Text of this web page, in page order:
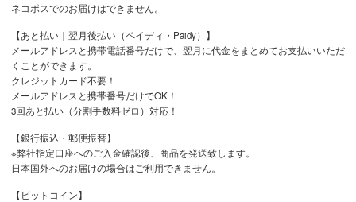
ネコポスでのお届けはできません。
【あと払い｜翌月後払い（ペイディ・Paidy）】
メールアドレスと携帯電話番号だけで、翌月に代金をまとめてお支払いいただ
くことができます。
クレジットカード不要！
メールアドレスと携帯番号だけでOK！
3回あと払い（分割手数料ゼロ）対応！
【銀行振込・郵便振替】
※弊社指定口座へのご入金確認後、商品を発送致します。
日本国外へのお届けの場合はご利用できません。
【ビットコイン】